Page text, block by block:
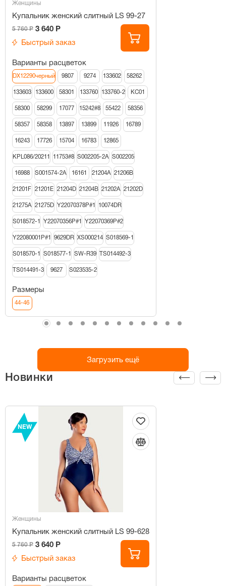
Женщины
Купальник женский слитный LS 99-27
5 760 Р 3 640 Р
Быстрый заказ
Варианты расцветок
DX12290черный 9807 9274 133602 58262
133603 133600 58301 133760 133760-2 КС01
58300 58299 17077 15242#8 55422 58356
58357 58358 13897 13899 11926 16789
16243 17726 15704 16783 12865
KPL086/20211 11753#8 S002205-2A S002205
16988 S001574-2A 16161 21204A 21206В
21201F 21201E 21204D 21204B 21202A 21202D
21275A 21275D Y22070378P#1 10074DR
S018572-1 Y22070356P#1 Y22070369P#2
Y22080001P#1 9629DR XS000214 S018569-1
S018570-1 S018577-1 SW-R39 TS014492-3
TS014491-3 9627 S023535-2
Размеры
44-46
Загрузить ещё
Новинки
NEW
Женщины
Купальник женский слитный LS 99-628
5 760 Р 3 640 Р
Быстрый заказ
Варианты расцветок